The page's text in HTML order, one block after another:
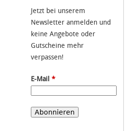
Jetzt bei unserem
Newsletter anmelden und
keine Angebote oder
Gutscheine mehr
verpassen!
E-Mail *